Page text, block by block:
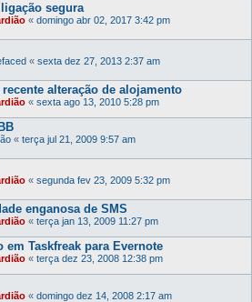
segura
« domingo abr 02, 2017 3:42 pm
« sexta dez 27, 2013 2:37 am
alteração de alojamento
« sexta ago 13, 2010 5:28 pm
« terça jul 21, 2009 9:57 am
« segunda fev 23, 2009 5:32 pm
enganosa de SMS
« terça jan 13, 2009 11:27 pm
em Taskfreak para Evernote
« terça dez 23, 2008 12:38 pm
« domingo dez 14, 2008 2:17 am